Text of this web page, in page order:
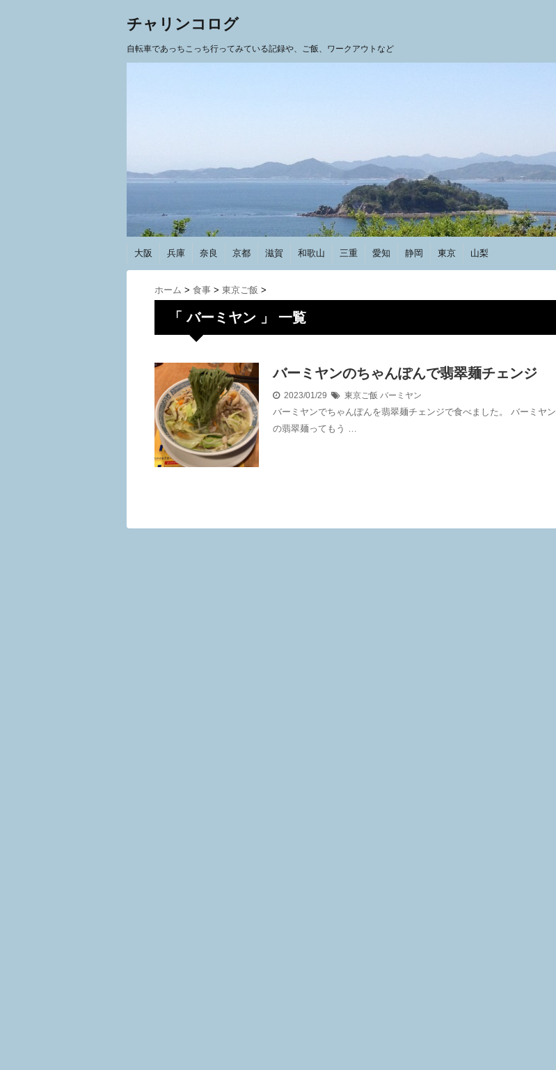
チャリンコログ
自転車であっちこっち行ってみている記録や、ご飯、ワークアウトなど
大阪 兵庫 奈良 京都 滋賀 和歌山 三重 愛知 静岡 東京 山梨
ホーム > 食事 > 東京ご飯 >
「 バーミヤン 」 一覧
バーミヤンのちゃんぽんで翡翠麺チェンジ
2023/01/29 東京ご飯 バーミヤン
バーミヤンでちゃんぽんを翡翠麺チェンジで食べました。 バーミヤン
の翡翠麺ってもう …